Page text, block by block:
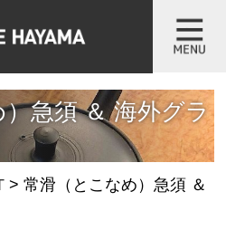
急須 ＆ 海外グラ
>常滑（とこなめ）急須 ＆